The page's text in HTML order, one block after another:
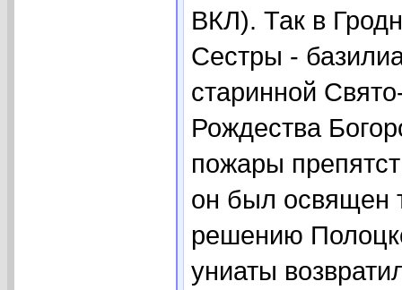
ВКЛ). Так в
Сестры -
старинной
Рождества
пожары
он был освящен
решению
униаты